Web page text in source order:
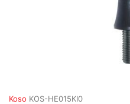
Koso KOS-HE015KI0